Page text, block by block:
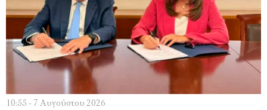
10:55 - 7 Αυγούστου 2026